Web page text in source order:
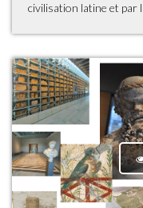
civilisation latine et par